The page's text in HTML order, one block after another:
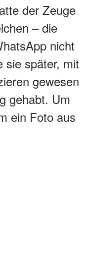
der Zeuge
– die
nicht
sie später, mit
gewesen
gehabt. Um
ein Foto aus